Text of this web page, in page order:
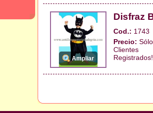
Ampliar
Disfraz
Cod.: 1743
Precio:
Clientes
Registrados!